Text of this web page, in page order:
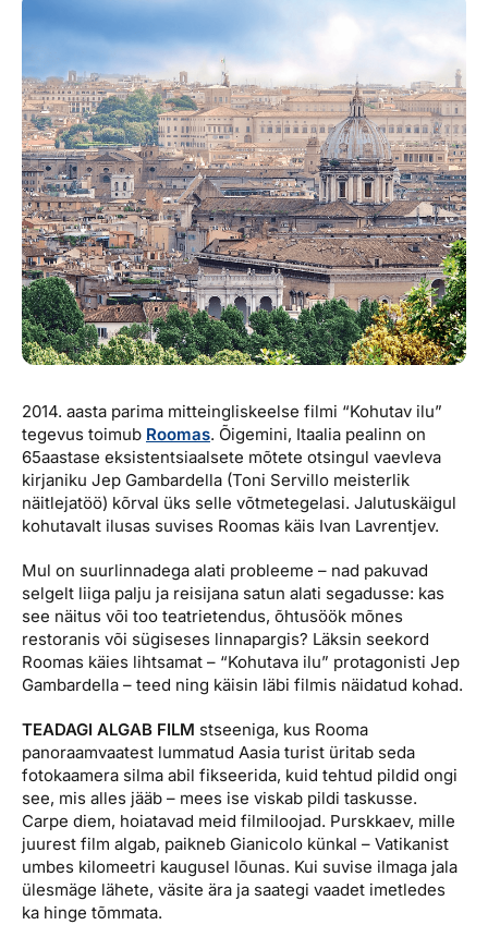
Reisitarvete e-pood
Airalo eSIM
Reisija meelespea
Platinum Club
Püsisoodustused
Boonuspunktid
Meist
Ettevõttest, kontaktid, reisikonsultandi teenus, tule
tööle, uudised...
Ettevõttest
Kontaktid
Reisikonsultandi teenus
Tule tööle
Uudised
2014. aasta parima mitteingliskeelse filmi “Kohutav ilu”
tegevus toimub Roomas. Õigemini, Itaalia pealinn on
65aastase eksistentsiaalsete mõtete otsingul vaevleva
kirjaniku Jep Gambardella (Toni Servillo meisterlik
näitlejatöö) kõrval üks selle võtmetegelasi. Jalutuskäigul
kohutavalt ilusas suvises Roomas käis Ivan Lavrentjev.
Mul on suurlinnadega alati probleeme – nad pakuvad
selgelt liiga palju ja reisijana satun alati segadusse: kas
see näitus või too teatrietendus, õhtusöök mõnes
restoranis või sügiseses linnapargis? Läksin seekord
Roomas käies lihtsamat – “Kohutava ilu” protagonisti Jep
Gambardella – teed ning käisin läbi filmis näidatud kohad.
TEADAGI ALGAB FILM stseeniga, kus Rooma
panoraamvaatest lummatud Aasia turist üritab seda
fotokaamera silma abil fikseerida, kuid tehtud pildid ongi
see, mis alles jääb – mees ise viskab pildi taskusse.
Carpe diem, hoiatavad meid filmiloojad. Purskkaev, mille
juurest film algab, paikneb Gianicolo künkal – Vatikanist
umbes kilomeetri kaugusel lõunas. Kui suvise ilmaga jala
ülesmäge lähete, väsite ära ja saategi vaadet imetledes
ka hinge tõmmata.